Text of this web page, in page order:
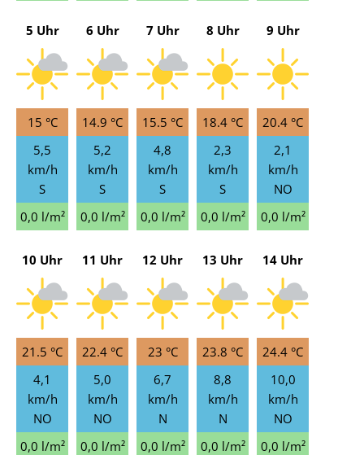
5 Uhr
15 °C
5,5
km/h
S
0,0 l/m²
6 Uhr
14.9 °C
5,2
km/h
S
0,0 l/m²
7 Uhr
15.5 °C
4,8
km/h
S
0,0 l/m²
8 Uhr
18.4 °C
2,3
km/h
S
0,0 l/m²
9 Uhr
20.4 °C
2,1
km/h
NO
0,0 l/m²
10 Uhr
21.5 °C
4,1
km/h
NO
0,0 l/m²
11 Uhr
22.4 °C
5,0
km/h
NO
0,0 l/m²
12 Uhr
23 °C
6,7
km/h
N
0,0 l/m²
13 Uhr
23.8 °C
8,8
km/h
N
0,0 l/m²
14 Uhr
24.4 °C
10,0
km/h
NO
0,0 l/m²